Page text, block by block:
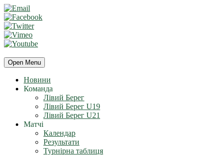
Open Menu
Новини
Команда
Лівий Берег
Лівий Берег U19
Лівий Берег U21
Матчі
Календар
Результати
Турнірна таблиця